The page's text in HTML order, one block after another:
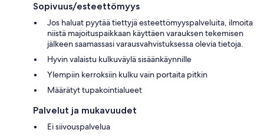
Sopivuus/esteettömyys
Jos haluat pyytää tiettyjä esteettömyyspalveluita, ilmoita
niistä majoituspaikkaan käyttäen varauksen tekemisen
jälkeen saamassasi varausvahvistuksessa olevia tietoja.
Hyvin valaistu kulkuväylä sisäänkäynnille
Ylempiin kerroksiin kulku vain portaita pitkin
Määrätyt tupakointialueet
Palvelut ja mukavuudet
Ei siivouspalvelua